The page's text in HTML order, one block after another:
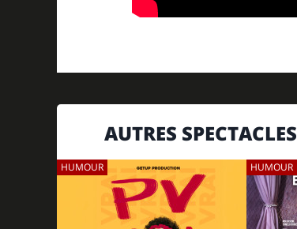
AUTRES SPECTACLES
HUMOUR HUMOUR